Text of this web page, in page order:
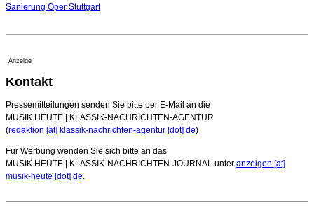
Sanierung Oper Stuttgart
Anzeige
Kontakt
Pressemitteilungen senden Sie bitte per E-Mail an die
MUSIK HEUTE | KLASSIK-NACHRICHTEN-AGENTUR
(redaktion [at] klassik-nachrichten-agentur [dot] de)
Für Werbung wenden Sie sich bitte an das
MUSIK HEUTE | KLASSIK-NACHRICHTEN-JOURNAL unter anzeigen [at]
musik-heute [dot] de